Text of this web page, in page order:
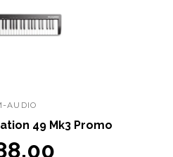
AUDIO
49 Mk3 Promo